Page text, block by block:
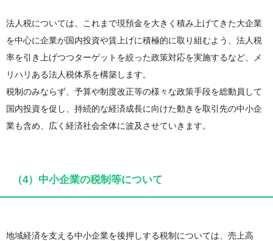
法人税については、これまで現預金を大きく積み上げてきた大企業
を中心に企業が国内投資や賃上げに積極的に取り組むよう、法人税
率を引き上げつつターゲットを絞った政策対応を実施するなど、メ
リハリある法人税体系を構築します。
税制のみならず、予算や制度改正等の様々な政策手段を総動員して
国内投資を促し、持続的な経済成長に向けた動きを取引先の中小企
業も含め、広く経済社会全体に波及させていきます。
（4）中小企業の税制等について
地域経済を支える中小企業を後押しする税制については、売上高